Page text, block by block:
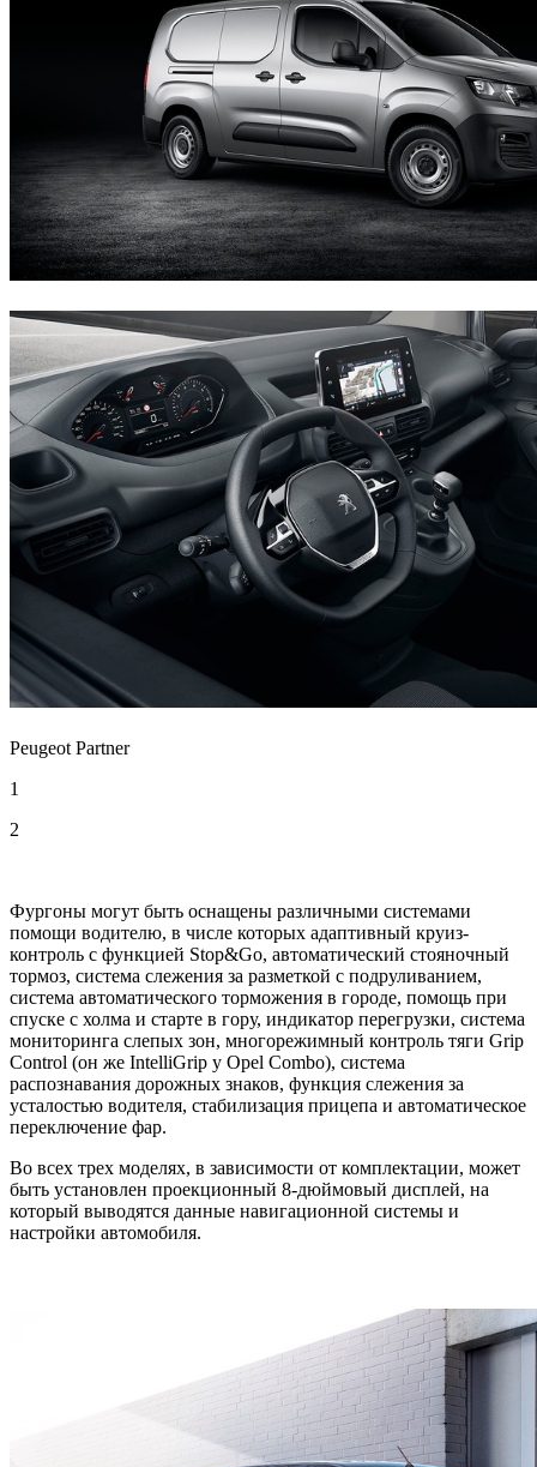
Peugeot Partner
1
2
Фургоны могут быть оснащены различными системами
помощи водителю, в числе которых адаптивный круиз-
контроль с функцией Stop&Go, автоматический стояночный
тормоз, система слежения за разметкой с подруливанием,
система автоматического торможения в городе, помощь при
спуске с холма и старте в гору, индикатор перегрузки, система
мониторинга слепых зон, многорежимный контроль тяги Grip
Control (он же IntelliGrip у Opel Combo), система
распознавания дорожных знаков, функция слежения за
усталостью водителя, стабилизация прицепа и автоматическое
переключение фар.
Во всех трех моделях, в зависимости от комплектации, может
быть установлен проекционный 8-дюймовый дисплей, на
который выводятся данные навигационной системы и
настройки автомобиля.